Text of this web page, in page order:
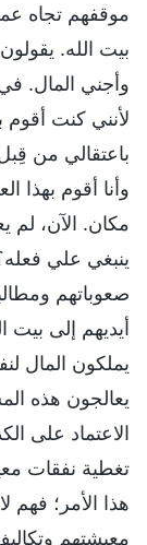
موقفهم تجاه
بيت الله.
وأجني المال.
لأنني كنت
باعتقالي من
وأنا أقوم
مكان. الآن، لم
ينبغي علي
صعوباتهم
أيديهم إلى بيت
يملكون المال
يعالجون هذه
الاعتماد على
تغطية نفقات
هذا الأمر؛ فهم
معيشتهم